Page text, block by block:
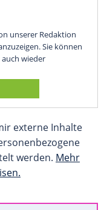
unserer Redaktion
Sie können
wieder
externe Inhalte
werden. Mehr